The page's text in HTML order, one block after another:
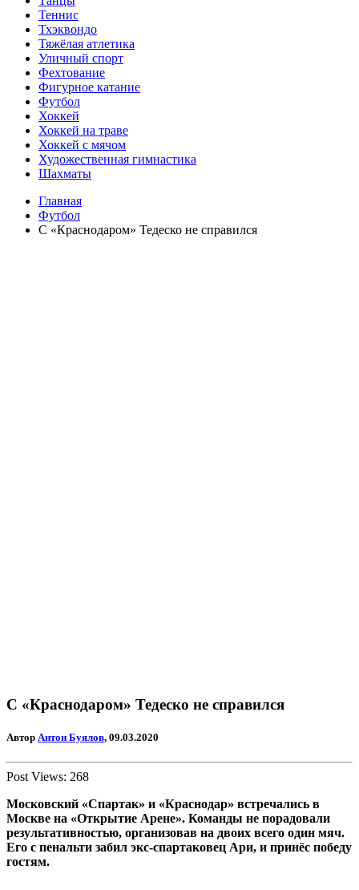
Теннис
Тхэквондо
Тяжёлая атлетика
Уличный спорт
Фехтование
Фигурное катание
Футбол
Хоккей
Хоккей на траве
Хоккей с мячом
Художественная гимнастика
Шахматы
Главная
Футбол
С «Краснодаром» Тедеско не справился
С «Краснодаром» Тедеско не справился
Автор Антон Буялов, 09.03.2020
Post Views: 268
Московский «Спартак» и «Краснодар» встречались в
Москве на «Открытие Арене». Команды не порадовали
результативностью, организовав на двоих всего один мяч.
Его с пенальти забил экс-спартаковец Ари, и принёс победу
гостям.